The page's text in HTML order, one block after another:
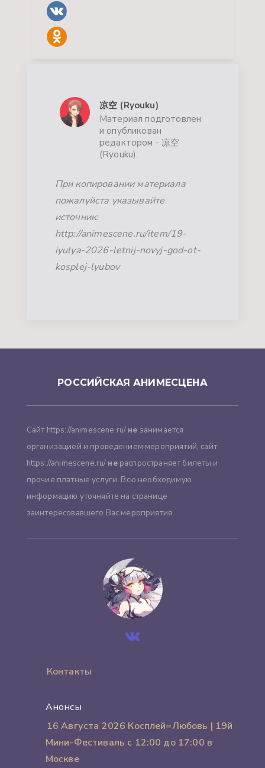
凉空 (Ryouku)
Материал подготовлен
и опубликован
редактором - 凉空
(Ryouku).
При копировании материала
пожалуйста указывайте
источник:
http://animescene.ru/item/19-
iyulya-2026-letnij-novyj-god-ot-
kosplej-lyubov
РОССИЙСКАЯ АНИМЕСЦЕНА
Сайт https://animescene.ru/ не занимается
организацией и проведением мероприятий, сайт
https://animescene.ru/ нераспространяет билеты и
прочие платные услуги. Всю необходимую
информацию уточняйте на странице
заинтересовавшего Вас мероприятия.
Контакты
Анонсы
16 Августа 2026 Косплей=Любовь | 19й
Мини-Фестиваль с 12:00 до 17:00 в
Москве